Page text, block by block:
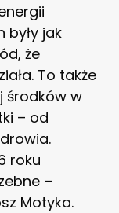
były jak
że
To także
środków w
– od
roku
–
Motyka.